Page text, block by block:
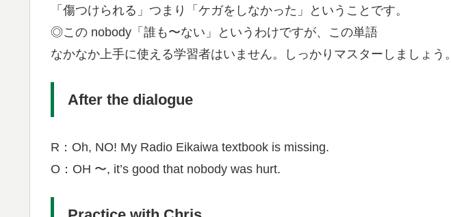
「傷つけられる」つまり「ケガをしなかった」ということです。
◎この nobody「誰も〜ない」というわけですが、この単語
なかなか上手に使える学習者はいません。しっかりマスターしましょう。
After the dialogue
R：Oh, NO! My Radio Eikaiwa textbook is missing.
O：OH 〜, it’s good that nobody was hurt.